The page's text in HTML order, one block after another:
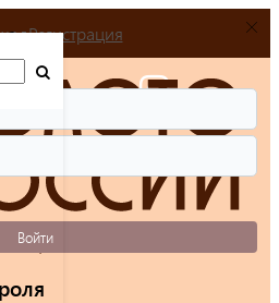
Регистрация
Войти